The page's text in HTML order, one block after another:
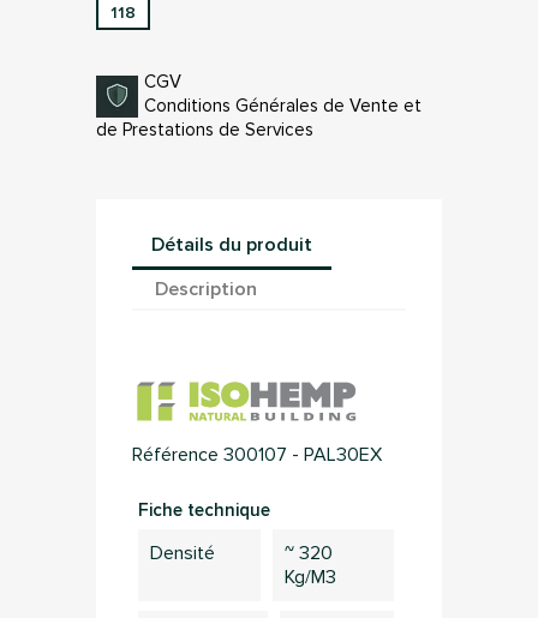
118
CGV
Conditions Générales de Vente et
de Prestations de Services
Détails du produit
Description
Référence 300107 - PAL30EX
Fiche technique
Densité
~ 320
Kg/m3